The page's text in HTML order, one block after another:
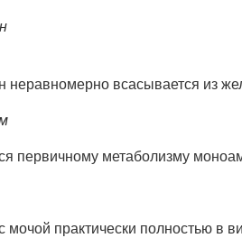
всасывается из
первичному метаболизму
мочой практически полностью в